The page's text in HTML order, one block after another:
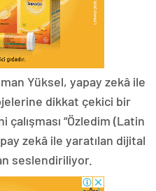
Yüksel, yapay zekâ ile
dikkat çekici bir
“Özledim (Latin
zekâ ile yaratılan dijital
seslendiriliyor.